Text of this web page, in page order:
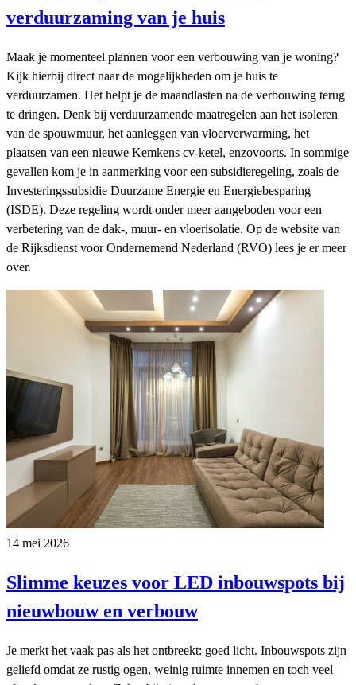
verduurzaming van je huis
Maak je momenteel plannen voor een verbouwing van je woning?
Kijk hierbij direct naar de mogelijkheden om je huis te
verduurzamen. Het helpt je de maandlasten na de verbouwing terug
te dringen. Denk bij verduurzamende maatregelen aan het isoleren
van de spouwmuur, het aanleggen van vloerverwarming, het
plaatsen van een nieuwe Kemkens cv-ketel, enzovoorts. In sommige
gevallen kom je in aanmerking voor een subsidieregeling, zoals de
Investeringssubsidie Duurzame Energie en Energiebesparing
(ISDE). Deze regeling wordt onder meer aangeboden voor een
verbetering van de dak-, muur- en vloerisolatie. Op de website van
de Rijksdienst voor Ondernemend Nederland (RVO) lees je er meer
over.
14 mei 2026
Slimme keuzes voor LED inbouwspots bij
nieuwbouw en verbouw
Je merkt het vaak pas als het ontbreekt: goed licht. Inbouwspots zijn
geliefd omdat ze rustig ogen, weinig ruimte innemen en toch veel